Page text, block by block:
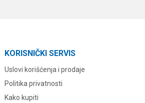
KORISNIČKI SERVIS
Uslovi korišćenja i prodaje
Politika privatnosti
Kako kupiti